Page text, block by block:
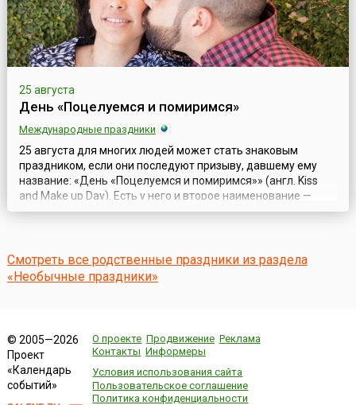
25 августа
День «Поцелуемся и помиримся»
Международные праздники
25 августа для многих людей может стать знаковым
праздником, если они последуют призыву, давшему ему
название: «День «Поцелуемся и помиримся»» (англ. Kiss
and Make up Day). Есть у него и второе наименование —
День примирительного поцелуя.Поцелуй — один из
влюблёнными, родственниками, родителями и детьми, д...
Смотреть все родственные праздники из раздела
«Необычные праздники»
© 2005—2026
Проект
«Календарь
событий»
О проекте Продвижение Реклама
Контакты Информеры
Условия использования сайта
Пользовательское соглашение
Политика конфиденциальности